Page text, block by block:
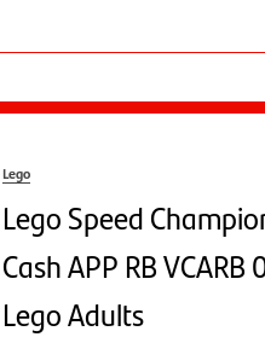
Lego
Lego Speed
Cash APP RB
Lego Adults